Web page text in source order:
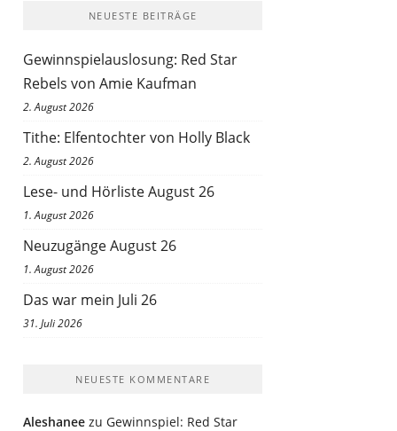
NEUESTE BEITRÄGE
Gewinnspielauslosung: Red Star
Rebels von Amie Kaufman
2. August 2026
Tithe: Elfentochter von Holly Black
2. August 2026
Lese- und Hörliste August 26
1. August 2026
Neuzugänge August 26
1. August 2026
Das war mein Juli 26
31. Juli 2026
NEUESTE KOMMENTARE
Aleshanee zu Gewinnspiel: Red Star